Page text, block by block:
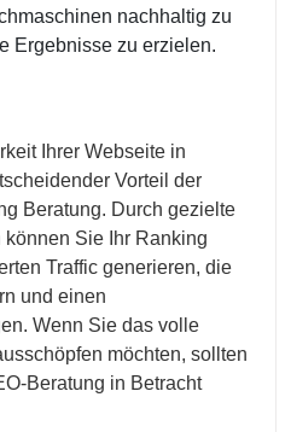
nachhaltig zu
Ergebnisse zu erzielen.
Ihrer Webseite in
Vorteil der
Beratung. Durch gezielte
Sie Ihr Ranking
Traffic generieren, die
und einen
Wenn Sie das volle
möchten, sollten
Beratung in Betracht